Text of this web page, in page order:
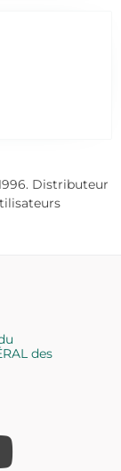
Distributeur
des